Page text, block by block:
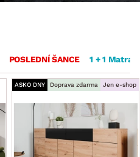
POSLEDNÍ ŠANCE 1 + 1
ASKO DNY Doprava zdarma Jen e-shop